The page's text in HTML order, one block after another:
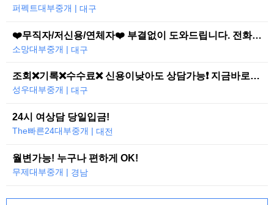
퍼펙트대부중개 | 대구
❤️무직자/저신용/연체자❤️ 부결없이 도와드립니다. 전화한통으로 당일즉시대출
소망대부중개 | 대구
조회❌기록❌수수료❌ 신용이낮아도 상담가능❗ 지금바로 도와드리겠습니다
성우대부중개 | 대구
24시 여상담 당일입금!
The빠른24대부중개 | 대전
월변가능! 누구나 편하게 OK!
무제대부중개 | 경남